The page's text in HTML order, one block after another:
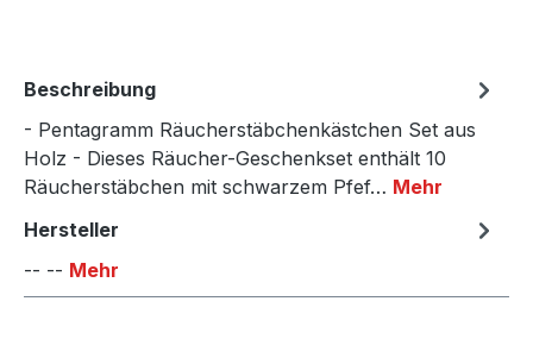
Beschreibung
- Pentagramm Räucherstäbchenkästchen Set aus
Holz - Dieses Räucher-Geschenkset enthält 10
Räucherstäbchen mit schwarzem Pfef… Mehr
Hersteller
-- -- Mehr